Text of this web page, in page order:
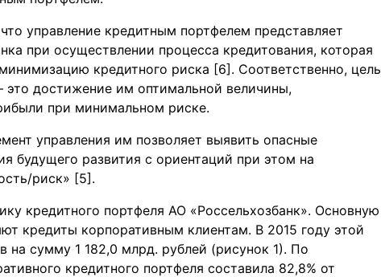
управление кредитным портфелем представляет
при осуществлении процесса кредитования, которая
кредитного риска [6]. Соответственно, цель
достижение им оптимальной величины,
при минимальном риске.
управления им позволяет выявить опасные
будущего развития с ориентаций при этом на
риск» [5].
кредитного портфеля АО «Россельхозбанк». Основную
кредиты корпоративным клиентам. В 2015 году этой
на сумму 1 182,0 млрд. рублей (рисунок 1). По
кредитного портфеля составила 82,8% от